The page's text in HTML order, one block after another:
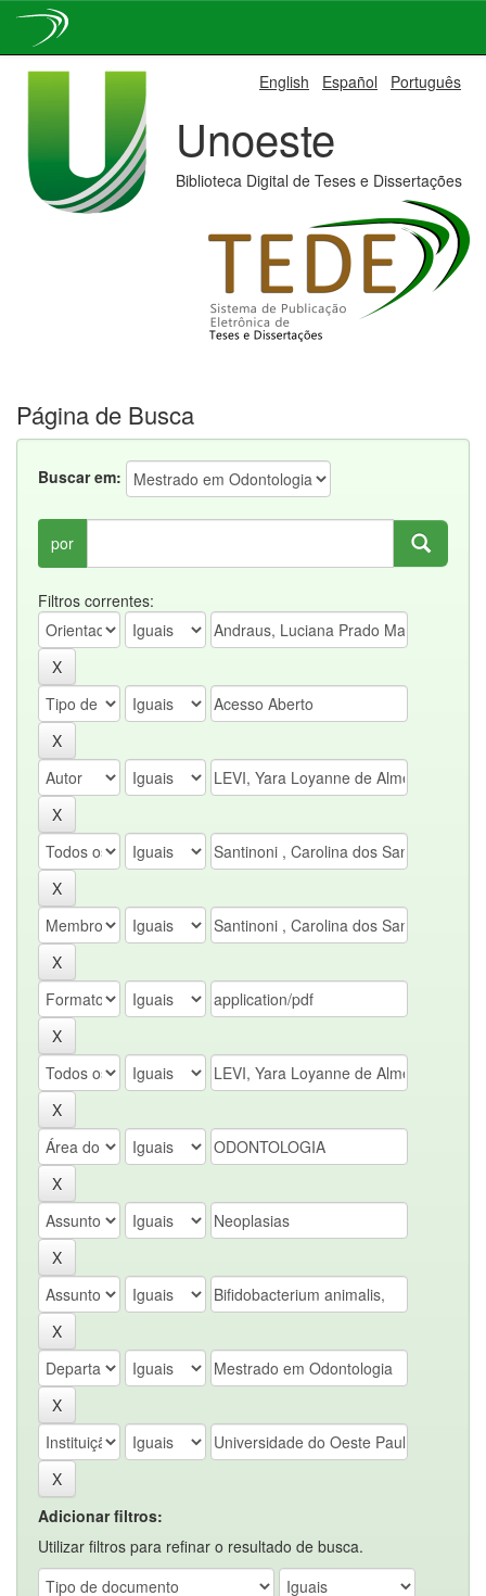
English Español Português
Unoeste
Biblioteca Digital de Teses e Dissertações
Página de Busca
Buscar em:
por
Filtros correntes:
Adicionar filtros:
Utilizar filtros para refinar o resultado de busca.